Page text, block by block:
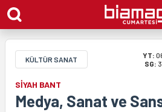
KÜLTÜR SANAT YT:
SG:
SİYAH BANT
Medya, Sanat ve